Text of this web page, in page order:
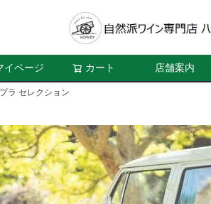
イページ カート 店舗案内
ラ セレクション